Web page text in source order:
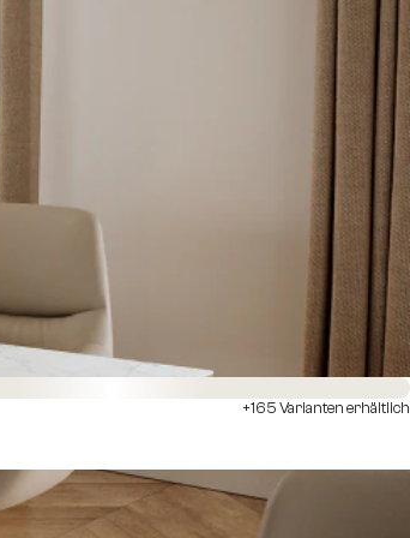
Sofort versandfertig
+165 Varianten erhältlich